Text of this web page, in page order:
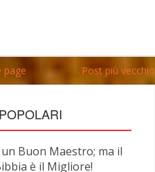
page Post più vecchio
Buon Maestro; ma il
è il Migliore!